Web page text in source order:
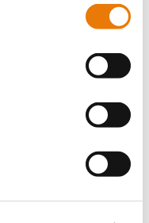
s'inscrit au
moderne et de
Bureau
Location - 30 m²